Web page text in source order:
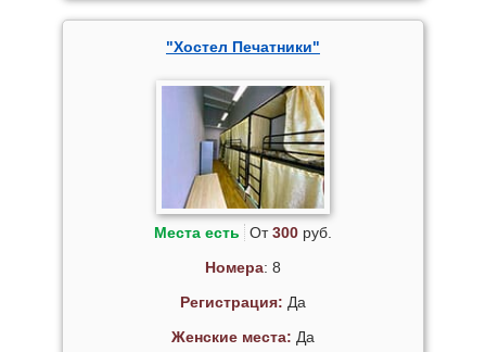
"Хостел Печатники"
Места есть От300руб.
Номера: 8
Регистрация: Да
Женские места: Да